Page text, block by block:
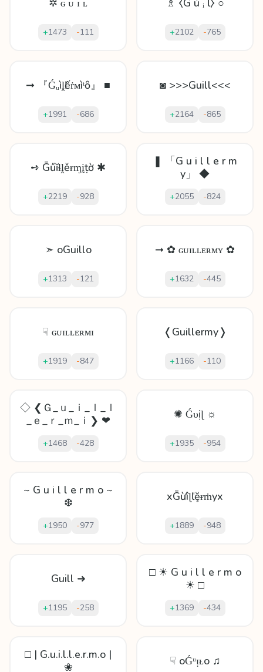
✲ ɢ ᴜ ɪ ʟ
+1473 -111
♗ ⧼Ḡ ú ᵢ ĺ⧽ ○
+2102 -765
➞ 『Ǵᵤìḽӏếṙᴍìᵗȏ』 ■
+1991 -686
◙ >>>Guill<<<
+2164 -865
➺ Ḡűĭɬḽěɍɱḭṭờ ✱
+2219 -928
❚ 「G u i l l e r m
y」 ◆
+2055 -824
➣ oGuillo
+1313 -121
➞ ✿ ɢᴜɪʟʟᴇʀᴍʏ ✿
+1632 -445
☟ ɢᴜɪʟʟᴇʀᴍɪ
+1919 -847
❬Guillermy❭
+1166 -110
◇ ❮Ｇ_ｕ_ｉ_ｌ_ｌ
_ｅ_ｒ_ｍ_ｉ❯ ❤
+1468 -428
✺ Ǵυịɭ ☼
+1935 -954
~ G u i l l e r m o ~
❆
+1950 -977
xḠừîɭľḝᵲṁyx
+1889 -948
Guill ➜
+1195 -258
□ ☀ G u i l l e r m o
☀ □
+1369 -434
□ | G.u.i.l.l.e.r.m.o |
❀
☟ oǴᵘᴉᴌo ♫